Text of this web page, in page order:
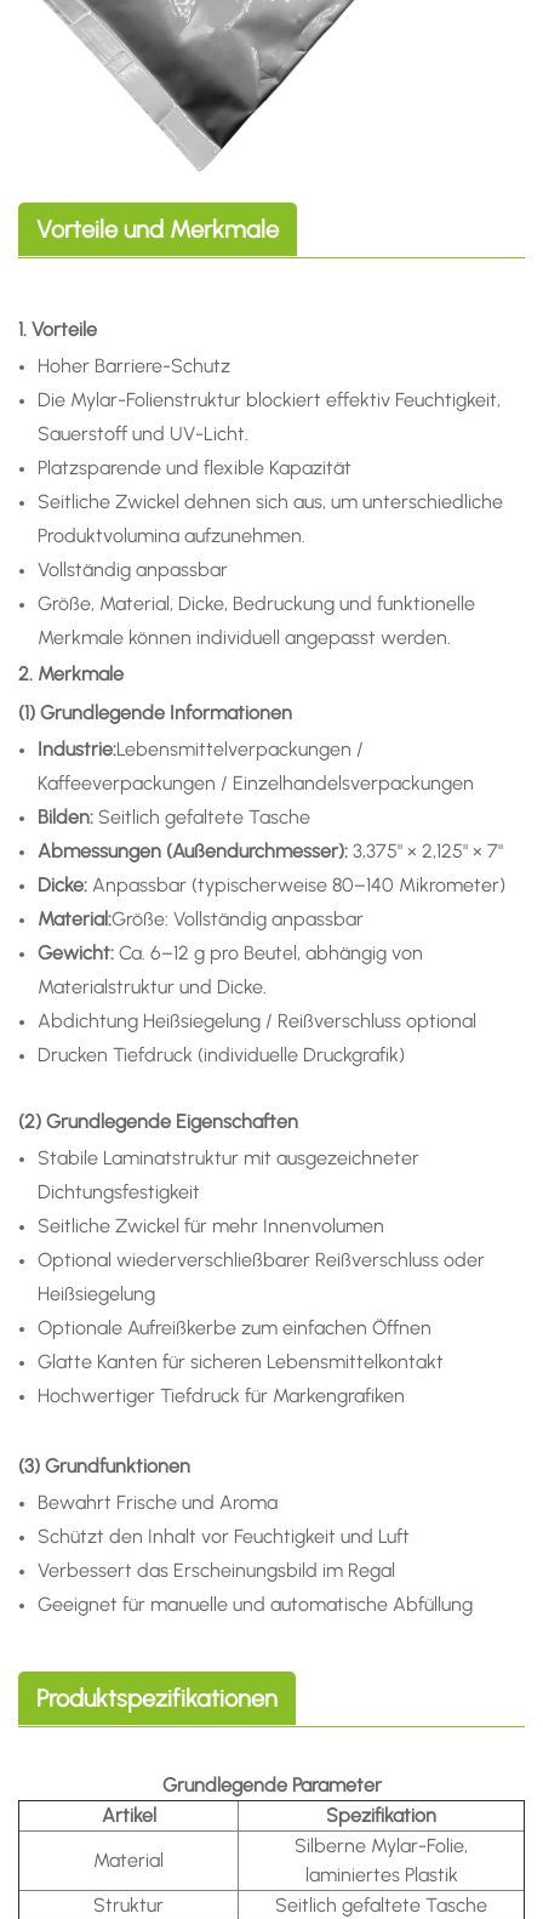
Vorteile und Merkmale
1. Vorteile
Hoher Barriere-Schutz
Die Mylar-Folienstruktur blockiert effektiv Feuchtigkeit,
Sauerstoff und UV-Licht.
Platzsparende und flexible Kapazität
Seitliche Zwickel dehnen sich aus, um unterschiedliche
Produktvolumina aufzunehmen.
Vollständig anpassbar
Größe, Material, Dicke, Bedruckung und funktionelle
Merkmale können individuell angepasst werden.
2. Merkmale
(1) Grundlegende Informationen
Industrie:Lebensmittelverpackungen /
Kaffeeverpackungen / Einzelhandelsverpackungen
Bilden: Seitlich gefaltete Tasche
Abmessungen (Außendurchmesser): 3,375" × 2,125" × 7"
Dicke: Anpassbar (typischerweise 80–140 Mikrometer)
Material:Größe: Vollständig anpassbar
Gewicht: Ca. 6–12 g pro Beutel, abhängig von
Materialstruktur und Dicke.
Abdichtung Heißsiegelung / Reißverschluss optional
Drucken Tiefdruck (individuelle Druckgrafik)
(2) Grundlegende Eigenschaften
Stabile Laminatstruktur mit ausgezeichneter
Dichtungsfestigkeit
Seitliche Zwickel für mehr Innenvolumen
Optional wiederverschließbarer Reißverschluss oder
Heißsiegelung
Optionale Aufreißkerbe zum einfachen Öffnen
Glatte Kanten für sicheren Lebensmittelkontakt
Hochwertiger Tiefdruck für Markengrafiken
(3) Grundfunktionen
Bewahrt Frische und Aroma
Schützt den Inhalt vor Feuchtigkeit und Luft
Verbessert das Erscheinungsbild im Regal
Geeignet für manuelle und automatische Abfüllung
Produktspezifikationen
Grundlegende Parameter
Artikel
Spezifikation
Material
Silberne Mylar-Folie,
laminiertes Plastik
Struktur
Seitlich gefaltete Tasche